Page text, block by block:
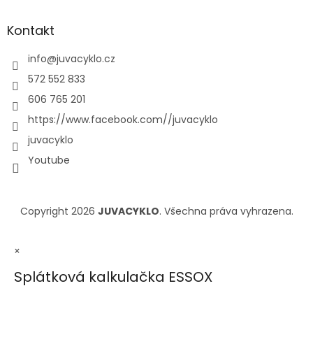
Kontakt
info@juvacyklo.cz
572 552 833
606 765 201
https://www.facebook.com//juvacyklo
juvacyklo
Youtube
Copyright 2026 JUVACYKLO. Všechna práva vyhrazena.
×
Splátková kalkulačka ESSOX